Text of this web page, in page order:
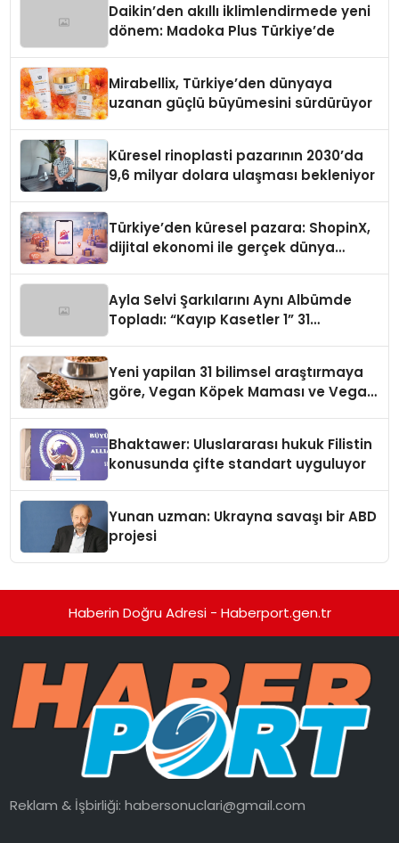
Daikin’den akıllı iklimlendirmede yeni
dönem: Madoka Plus Türkiye’de
Mirabellix, Türkiye’den dünyaya
uzanan güçlü büyümesini sürdürüyor
Küresel rinoplasti pazarının 2030’da
9,6 milyar dolara ulaşması bekleniyor
Türkiye’den küresel pazara: ShopinX,
dijital ekonomi ile gerçek dünya
Ayla Selvi Şarkılarını Aynı Albümde
Topladı: “Kayıp Kasetler 1” 31
Yeni yapilan 31 bilimsel araştırmaya
göre, Vegan Köpek Maması ve Vegan
Bhaktawer: Uluslararası hukuk Filistin
konusunda çifte standart uyguluyor
Yunan uzman: Ukrayna savaşı bir ABD
projesi
Haberin Doğru Adresi - Haberport.gen.tr
Reklam & İşbirliği:habersonuclari@gmail.com